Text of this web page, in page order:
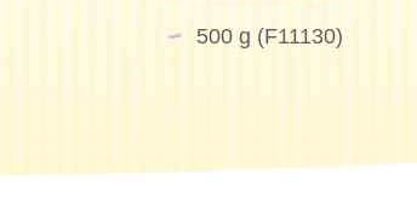
500 g (F11130)